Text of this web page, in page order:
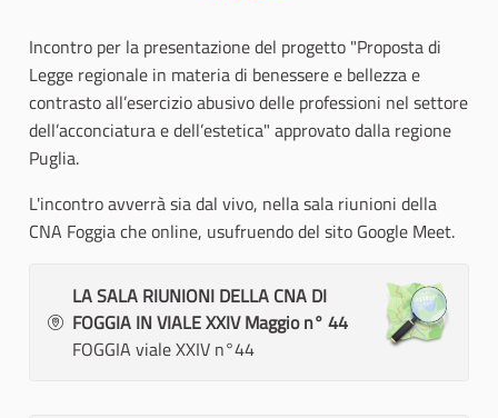
Incontro per la presentazione del progetto "Proposta di
Legge regionale in materia di benessere e bellezza e
contrasto all’esercizio abusivo delle professioni nel settore
dell’acconciatura e dell’estetica" approvato dalla regione
Puglia.
L'incontro avverrà sia dal vivo, nella sala riunioni della
CNA Foggia che online, usufruendo del sito Google Meet.
LA SALA RIUNIONI DELLA CNA DI
FOGGIA IN VIALE XXIV Maggio n° 44
FOGGIA viale XXIV n°44